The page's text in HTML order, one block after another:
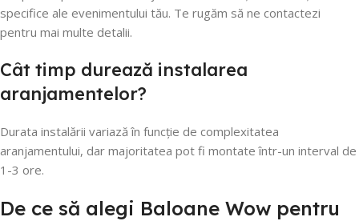
specifice ale evenimentului tău. Te rugăm să ne contactezi
pentru mai multe detalii.
Cât timp durează instalarea
aranjamentelor?
Durata instalării variază în funcție de complexitatea
aranjamentului, dar majoritatea pot fi montate într-un interval de
1-3 ore.
De ce să alegi Baloane Wow pentru